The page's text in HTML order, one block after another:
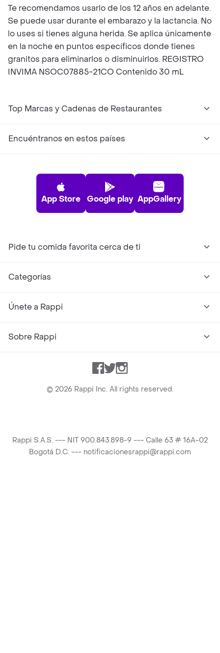
Te recomendamos usarlo de los 12 años en adelante.
Se puede usar durante el embarazo y la lactancia. No
lo uses si tienes alguna herida. Se aplica únicamente
en la noche en puntos específicos donde tienes
granitos para eliminarlos o disminuirlos. REGISTRO
INVIMA NSOC07885-21CO Contenido 30 mL
Top Marcas y Cadenas de Restaurantes
Encuéntranos en estos países
App Store Google play AppGallery
Pide tu comida favorita cerca de ti
Categorías
Únete a Rappi
Sobre Rappi
Facebook
TwitterInstagram
© 2026 Rappi Inc. All rights reserved.
Rappi S.A.S. --- NIT 900.843.898-9 --- Calle 63 # 16A-02
Bogotá D.C. --- notificacionesrappi@rappi.com